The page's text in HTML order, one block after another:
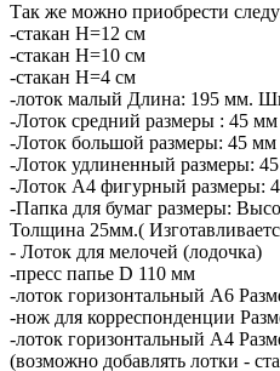
Так же можно приобрести
-стакан Н=12 см
-стакан Н=10 см
-стакан Н=4 см
-лоток малый Длина: 195 мм.
-Лоток средний размеры : 45
-Лоток большой размеры: 45
-Лоток удлиненный размеры:
-Лоток А4 фигурный размеры:
-Папка для бумаг размеры:
Толщина 25мм.(
- Лоток для мелочей (лодочка)
-пресс папье D 110 мм
-лоток горизонтальный А6
-нож для корреспонденции
-лоток горизонтальный А4
(возможно добавлять лотки -